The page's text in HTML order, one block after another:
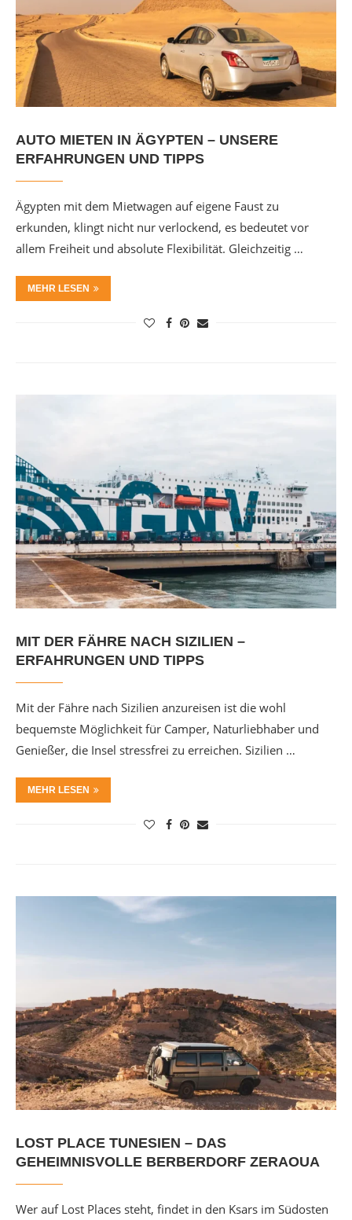
AUTO MIETEN IN ÄGYPTEN – UNSERE
ERFAHRUNGEN UND TIPPS
Ägypten mit dem Mietwagen auf eigene Faust zu
erkunden, klingt nicht nur verlockend, es bedeutet vor
allem Freiheit und absolute Flexibilität. Gleichzeitig …
MEHR LESEN
MIT DER FÄHRE NACH SIZILIEN –
ERFAHRUNGEN UND TIPPS
Mit der Fähre nach Sizilien anzureisen ist die wohl
bequemste Möglichkeit für Camper, Naturliebhaber und
Genießer, die Insel stressfrei zu erreichen. Sizilien …
MEHR LESEN
LOST PLACE TUNESIEN – DAS
GEHEIMNISVOLLE BERBERDORF ZERAOUA
Wer auf Lost Places steht, findet in den Ksars im Südosten